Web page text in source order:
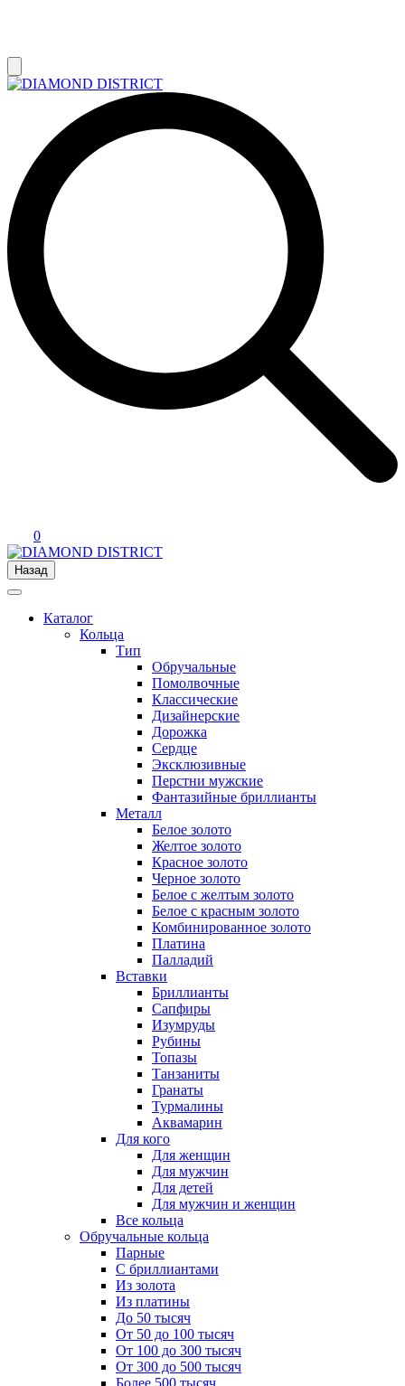
0
Назад
Каталог
Кольца
Тип
Обручальные
Помолвочные
Классические
Дизайнерские
Дорожка
Сердце
Эксклюзивные
Перстни мужские
Фантазийные бриллианты
Металл
Белое золото
Желтое золото
Красное золото
Черное золото
Белое с желтым золото
Белое с красным золото
Комбинированное золото
Платина
Палладий
Вставки
Бриллианты
Сапфиры
Изумруды
Рубины
Топазы
Танзаниты
Гранаты
Турмалины
Аквамарин
Для кого
Для женщин
Для мужчин
Для детей
Для мужчин и женщин
Все кольца
Обручальные кольца
Парные
С бриллиантами
Из золота
Из платины
До 50 тысяч
От 50 до 100 тысяч
От 100 до 300 тысяч
От 300 до 500 тысяч
Более 500 тысяч